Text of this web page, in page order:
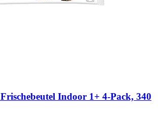
Frischebeutel Indoor 1+ 4-​Pack, 340